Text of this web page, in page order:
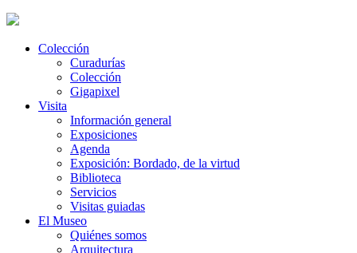
Colección
Curadurías
Colección
Gigapixel
Visita
Información general
Exposiciones
Agenda
Exposición: Bordado, de la virtud
Biblioteca
Servicios
Visitas guiadas
El Museo
Quiénes somos
Arquitectura